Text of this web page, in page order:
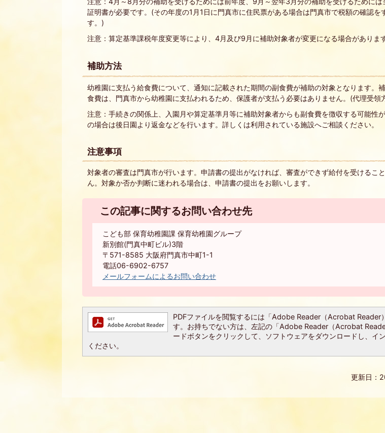
証明書が必要です。(その年度の1月1日に門真市に住民票がある場合は門真市で税額の確認を
す。)
注意：算定基準課税年度変更等により、4月及び9月に補助対象者が変更になる場合があります
補助方法
幼稚園に支払う給食費について、通知に記載された期間の副食費が補助の対象となります。
食費は、門真市から幼稚園に支払われるため、保護者が支払う必要はありません。(代理受領
注意：手続きの関係上、入園月や算定基準月等に補助対象者からも副食費を徴収する可能性
の場合は後日園より返金などを行います。詳しくは利用されている施設へご相談ください。
注意事項
対象者の審査は門真市が行います。申請書の提出がなければ、審査ができず給付を受けるこ
ん。対象か否か判断に迷われる場合は、申請書の提出をお願いします。
この記事に関するお問い合わせ先
こども部 保育幼稚園課 保育幼稚園グループ
新別館(門真中町ビル)3階
〒571-8585 大阪府門真市中町1-1
電話06-6902-6757
メールフォームによるお問い合わせ
PDFファイルを閲覧するには「Adobe Reader（Acrobat Reader
す。お持ちでない方は、左記の「Adobe Reader（Acrobat
ードボタンをクリックして、ソフトウェアをダウンロードし、イ
ください。
更新日：